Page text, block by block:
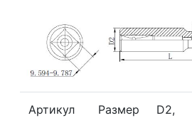
Артикул Размер
D2,